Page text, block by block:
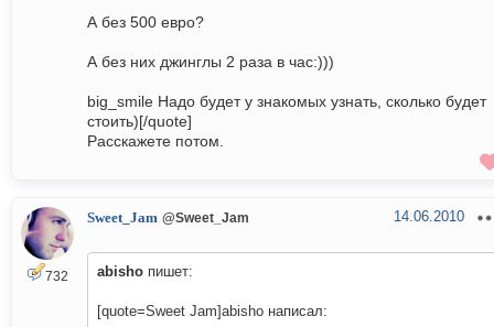
А без 500 евро?
А без них джинглы 2 раза в час:)))
big_smile Надо будет у знакомых узнать, сколько будет
стоить)[/quote]
Расскажете потом.
732
Sweet_Jam @Sweet_Jam 14.06.2010
abisho пишет:
[quote=Sweet Jam]abisho написал: